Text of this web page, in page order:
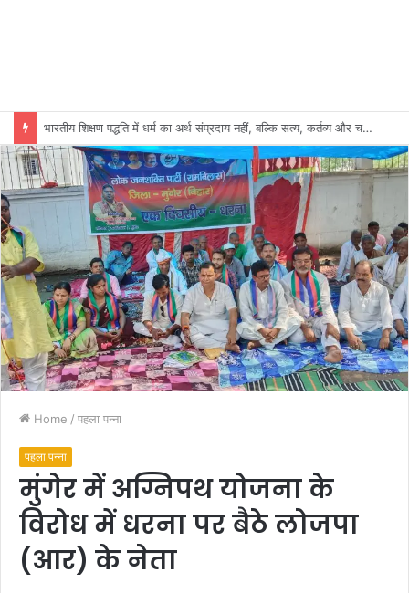
भारतीय शिक्षण पद्धति में धर्म का अर्थ संप्रदाय नहीं, बल्कि सत्य, कर्तव्य और चरित्र निर्माण है: विजय प्रकाश
Home / पहला पन्ना
पहला पन्ना
मुंगेर में अग्निपथ योजना के
विरोध में धरना पर बैठे लोजपा
(आर) के नेता